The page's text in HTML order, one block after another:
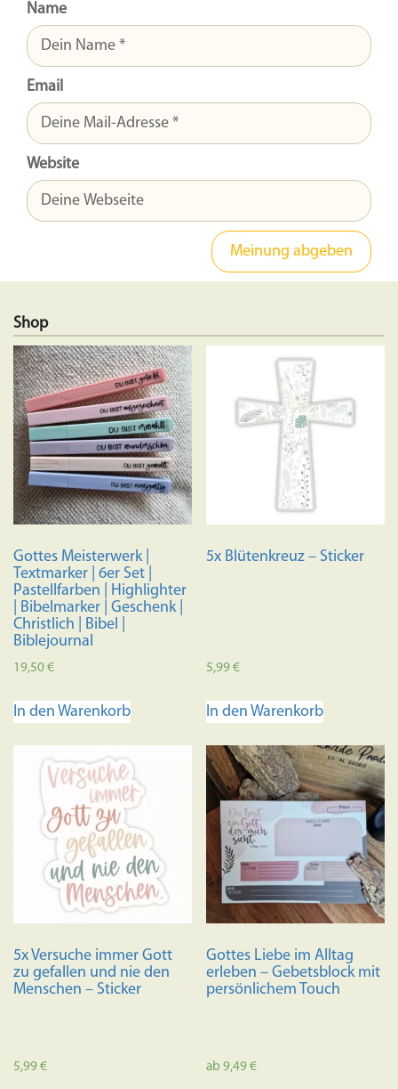
Name
Email
Website
Shop
Gottes Meisterwerk |
Textmarker | 6er Set |
Pastellfarben | Highlighter
| Bibelmarker | Geschenk |
Christlich | Bibel |
Biblejournal
19,50€
In den Warenkorb
5x Blütenkreuz – Sticker
5,99€
In den Warenkorb
5x Versuche immer Gott
zu gefallen und nie den
Menschen – Sticker
5,99€
Gottes Liebe im Alltag
erleben – Gebetsblock mit
persönlichem Touch
ab9,49€